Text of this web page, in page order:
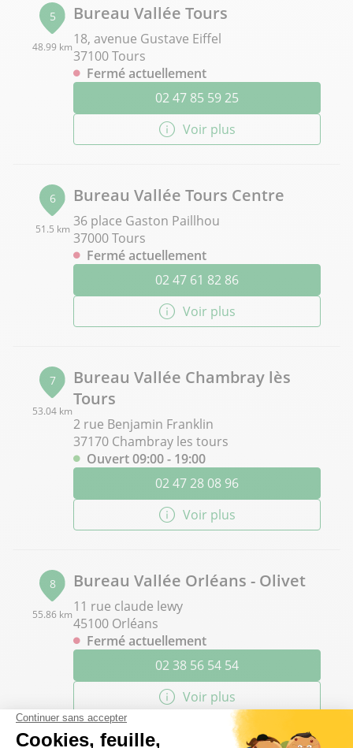
5
48.99 km
Bureau Vallée Tours
18, avenue Gustave Eiffel
37100 Tours
Fermé actuellement
02 47 85 59 25
Voir plus
6
51.5 km
Bureau Vallée Tours Centre
36 place Gaston Paillhou
37000 Tours
Fermé actuellement
02 47 61 82 86
Voir plus
7
53.04 km
Bureau Vallée Chambray lès
Tours
2 rue Benjamin Franklin
37170 Chambray les tours
Ouvert 09:00 - 19:00
02 47 28 08 96
Voir plus
8
55.86 km
Bureau Vallée Orléans - Olivet
11 rue claude lewy
45100 Orléans
Fermé actuellement
02 38 56 54 54
Voir plus